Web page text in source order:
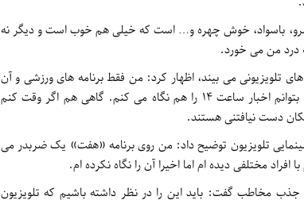
باسواد، خوش چهره و… است که خیلی هم خوب است و دیگر نه
درد من می خورد.
تلویزیونی می بیند، اظهار کرد: من فقط برنامه های ورزشی و آن
هم مسابقات فوتبال خارجی را می بینم و اگر بتوانم اخبار ساعت ۱۴ را هم نگاه می کنم. گاهی هم اگر وقت کنم
دست نیافتنی هستند.
تلویزیون توضیح داد: من روی برنامه «هفت» یک ضربدر می
مختلفی دیده ام اما اخیرا آن را نگاه نکرده ام.
جذب مخاطب گفت: باید این را در نظر داشته باشیم که تلویزیون